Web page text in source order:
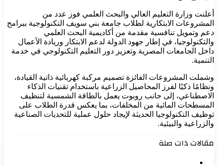
أعلنت وزارة التعليم العالي والبحث العلمي فوز عدد من
المشروعات الابتكارية لطلاب جامعة بني سويف التكنولوجية ببرامج
دعم وتمويل تنافسية مقدمة من أكاديمية البحث العلمي
والتكنولوجيا، في إطار جهود الدولة لدعم الابتكار وريادة الأعمال
داخل الجامعات المصرية وتعزيز دور التعليم التكنولوجي في خدمة
التنمية.
وشملت المشروعات الفائزة تصميم مركبة كهربائية ذاتية القيادة،
ونظامًا ذكيًا لفرز المحاصيل الزراعية باستخدام تقنيات الذكاء
الاصطناعي، إلى جانب روبوت يعمل بالطاقة الشمسية لتنظيف
المسطحات المائية من المخلفات، بما يعكس قدرة الطلاب على
توظيف التكنولوجيا الحديثة لإيجاد حلول عملية للتحديات الصناعية
والزراعية والبيئية.
مقالات ذات صلة